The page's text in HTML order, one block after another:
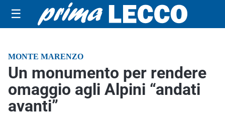
☰
MONTE MARENZO
Un monumento per rendere
omaggio agli Alpini “andati
avanti”